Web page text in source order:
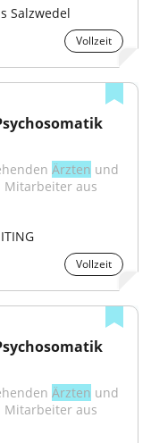
Salzwedel
Vollzeit
Ärzten und
Mitarbeiter aus
Vollzeit
Ärzten und
Mitarbeiter aus